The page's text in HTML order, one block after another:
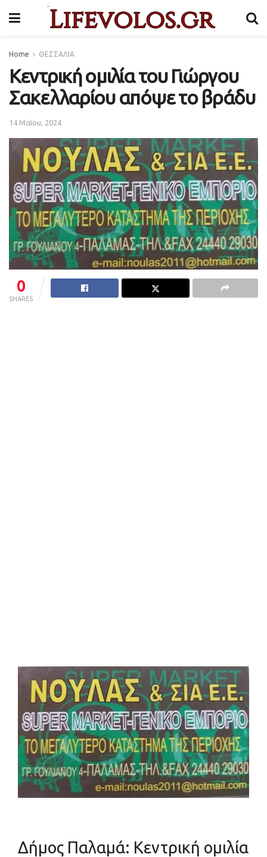
Home ΘΕΣΣΑΛΙΑ
Κεντρική ομιλία του Γιώργου
Σακελλαρίου απόψε το βράδυ
14 Μαΐου, 2024
0
SHARES
Δήμος Παλαμά: Κεντρική ομιλία